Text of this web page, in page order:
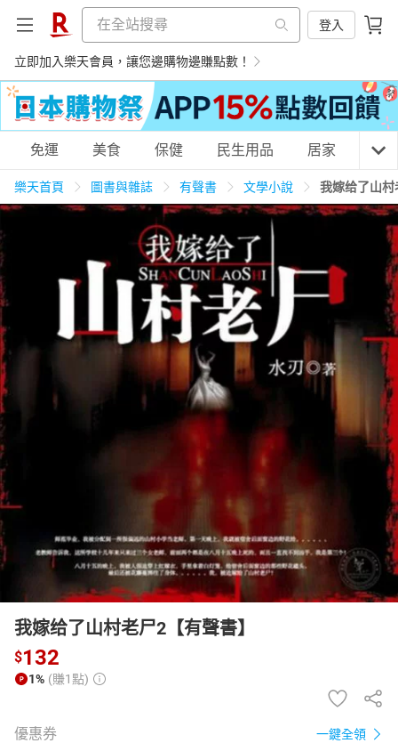
登入
立即加入樂天會員，讓您邊購物邊賺點數！
購物網分類
美食蛋糕 養生保健
3C家電 運動休閒
男裝 化妝保養
免運 美食 保健 民生用品 居家 3C
樂天首頁 圖書與雜誌 有聲書 文學小說 我嫁给了山
我嫁给了山村老尸2【有聲書】
$132
1% (賺1點)
優惠券 一鍵全領